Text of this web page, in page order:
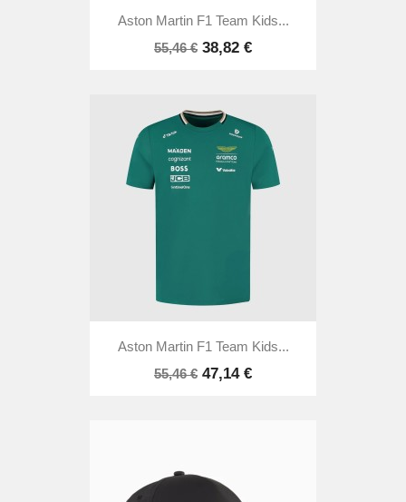
Aston Martin F1 Team Kids...
55,46 € 38,82 €
Aston Martin F1 Team Kids...
55,46 € 47,14 €